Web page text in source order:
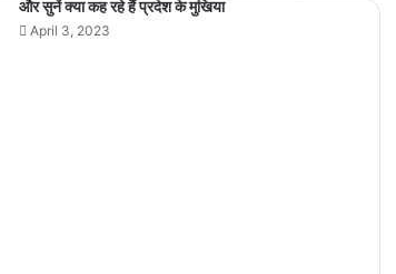
और सुनें क्या कह रहे हैं प्रदेश के मुखिया
April 3, 2023